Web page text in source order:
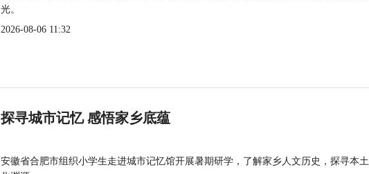
光。
2026-08-06 11:32
探寻城市记忆 感悟家乡底蕴
安徽省合肥市组织小学生走进城市记忆馆开展暑期研学，了解家乡人文历史，探寻本